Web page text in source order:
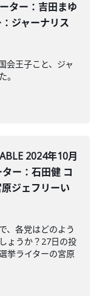
ター：吉田まゆ
ジャーナリス
会王子こと、ジャ
。
2024年10月
ー：石田健 コ
ジェフリーい
、各党はどのよう
ょうか？27日の投
挙ライターの宮原